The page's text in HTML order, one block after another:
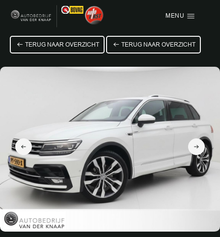
MENU
Menu items
HOME
VERKOCHT
CONTACT
TERUG NAAR OVERZICHT TERUG NAAR OVERZICHT